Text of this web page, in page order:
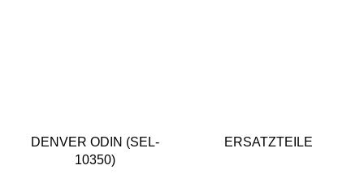
DENVER ODIN (SEL-
10350)
ERSATZTEILE